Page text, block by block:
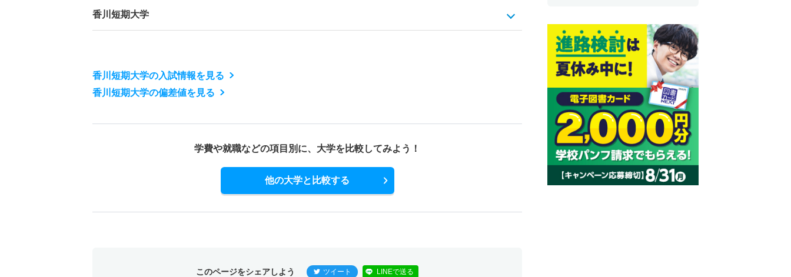
香川短期大学
香川短期大学の入試情報を見る
香川短期大学の偏差値を見る
学費や就職などの項目別に、 大学を比較してみよう！
他の大学と比較する
このページをシェアしよう ツイート LINEで送る